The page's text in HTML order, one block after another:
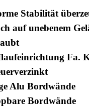
Stabilität
auf unebenem
Fa.
Alu Bordwände
Bordwände